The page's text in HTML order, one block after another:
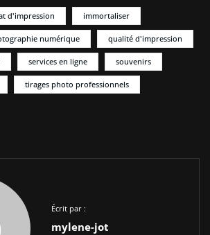
d'impression immortaliser
numérique qualité d'impression
services en ligne souvenirs
tirages photo professionnels
Écrit par :
mylene-jot